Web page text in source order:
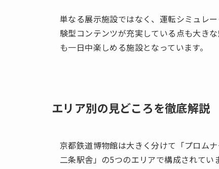
単なる展示施設ではなく、運転シミュレ
験型コンテンツが充実している点も大き
も一日中楽しめる施設となっています。
エリア別の見どころを徹底解説
京都鉄道博物館は大きく分けて「プロム
二条駅舎」の5つのエリアで構成されてい